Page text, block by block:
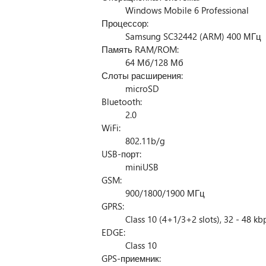
Windows Mobile 6 Professional
Процессор:
Samsung SC32442 (ARM) 400 МГц
Память RAM/ROM:
64 Мб/128 Мб
Слоты расширения:
microSD
Bluetooth:
2.0
WiFi:
802.11b/g
USB-порт:
miniUSB
GSM:
900/1800/1900 МГц
GPRS:
Class 10 (4+1/3+2 slots), 32 - 48
EDGE:
Class 10
GPS-приемник: